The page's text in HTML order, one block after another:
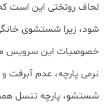
لحاف روتختی این است
شود، زیرا شستشوی
ﺧﺼﻮﺻﯿﺎت این سرویس
ﻧﺮﻣﯽ پارچه، عدم
شستشو، پارچه تنسل